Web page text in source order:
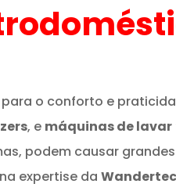
o conforto e
, e máquinas de lavar
podem causar
expertise daWandertec